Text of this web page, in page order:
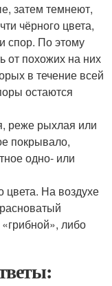
затем темнеют,
чёрного цвета,
спор. По этому
от похожих на них
в течение всей
остаются
реже рыхлая или
покрывало,
одно- или
цвета. На воздухе
либо